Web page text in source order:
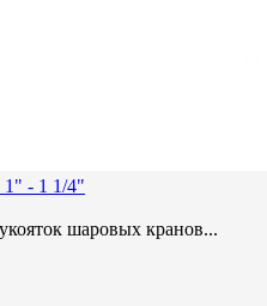
1" - 1 1/4"
шаровых кранов...